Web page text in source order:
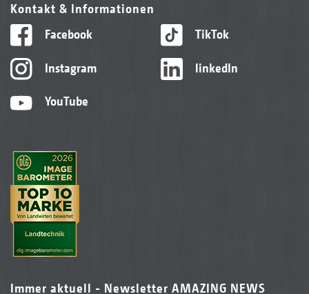
Kontakt & Informationen
Facebook
Instagram
YouTube
TikTok
linkedIn
Immer aktuell - Newsletter AMAZING NEWS